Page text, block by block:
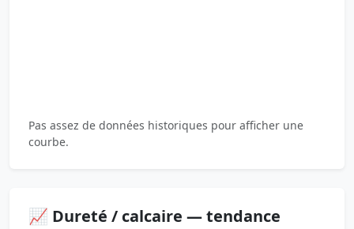
Pas assez de données historiques pour afficher une
courbe.
📈 Dureté / calcaire — tendance